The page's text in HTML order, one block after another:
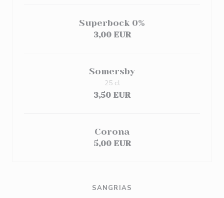
Superbock 0%
3,00 EUR
Somersby
3,50 EUR
25 cl
Corona
5,00 EUR
SANGRIAS